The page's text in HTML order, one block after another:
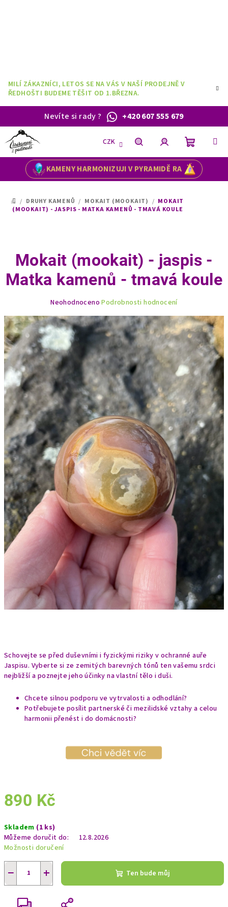
MILÍ ZÁKAZNÍCI, LETOS SE NA VÁS V NAŠÍ PRODEJNĚ V
ŘEDHOŠTI BUDEME TĚŠIT OD 1.BŘEZNA.
Nevíte si rady? +420 607 555 679
KAMENY HARMONIZUJI V PYRAMIDĚ RA
CZK
HledatPřihlášeníNákupní
DOMŮ
/ DRUHY KAMENŮ / MOKAIT (MOOKAIT) / MOKAIT
(MOOKAIT) - JASPIS - MATKA KAMENŮ - TMAVÁ KOULE
Schovejte se před duševními i fyzickými riziky v ochranné auře
Jaspisu. Vyberte si ze zemitých barevných tónů ten vašemu srdci
nejbližší a poznejte jeho účinky na vlastní tělo i duši.
Chcete silnou podporu ve vytrvalosti a odhodlání?
Potřebujete posílit partnerské či mezilidské vztahy a celou
harmonii přenést i do domácnosti?
890 Kč
cena:
Skladem (1 ks)
Můžeme doručit do:
12.8.2026
Možnosti doručení
+
− Ten bude můj
Mokait (mookait) - jaspis -
Matka kamenů - tmavá koule
produktu
je
0,0
z
5
hvězdiček.
Neohodnoceno Podrobnosti hodnocení